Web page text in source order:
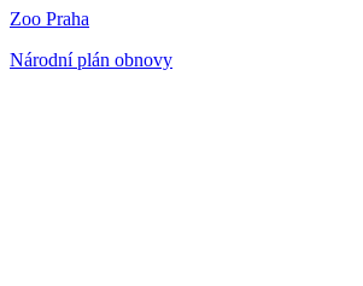
Zoo Praha
Národní plán obnovy